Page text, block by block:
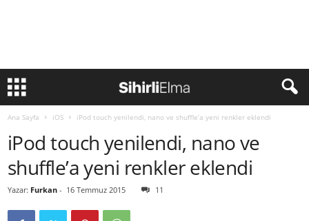
Ana Sayfa iOS iPod touch yenilendi, nano ve shuffle’a yeni renkler eklendi
iPod touch yenilendi, nano ve
shuffle’a yeni renkler eklendi
Yazar: Furkan - 16 Temmuz 2015 11